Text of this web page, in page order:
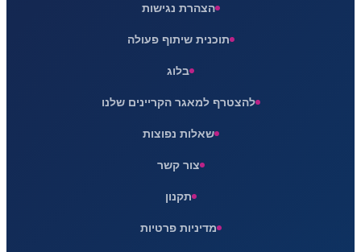
הצהרת נגישות
תוכנית שיתוף פעולה
בלוג
להצטרף למאגר הקריינים שלנו
שאלות נפוצות
צור קשר
תקנון
מדיניות פרטיות